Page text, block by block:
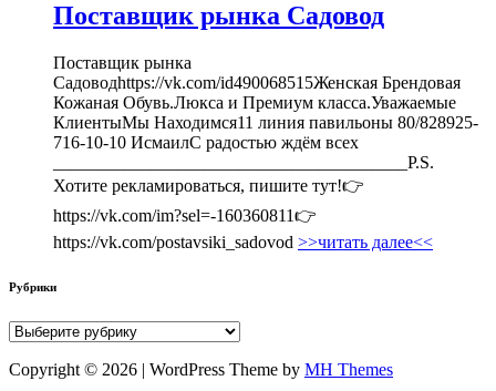
Поставщик рынка Садовод
Поставщик рынка
Садоводhttps://vk.com/id490068515Женская Брендовая
Кожаная Обувь.Люкса и Премиум класса.Уважаемые
КлиентыМы Находимся11 линия павильоны 80/828925-
716-10-10 ИсмаилС радостью ждём всех
________________________________________P.S.
Хотите рекламироваться, пишите тут!👉
https://vk.com/im?sel=-160360811👉
https://vk.com/postavsiki_sadovod >>читать далее<<
Рубрики
Рубрики
Copyright © 2026 | WordPress Theme by MH Themes